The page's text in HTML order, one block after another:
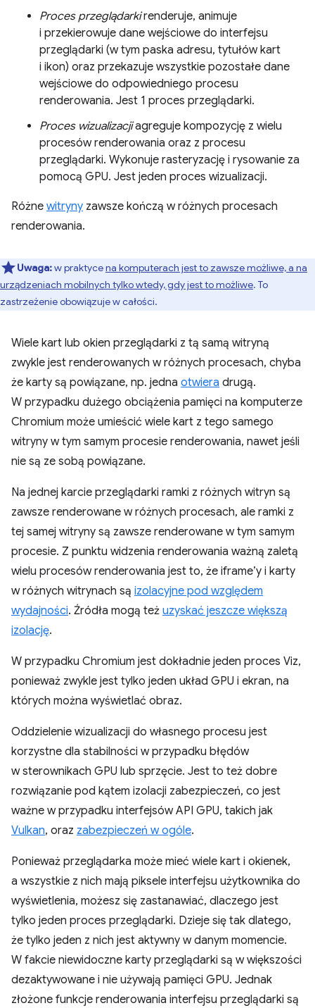
Proces przeglądarkirenderuje, animuje
i przekierowuje dane wejściowe do interfejsu
przeglądarki (w tym paska adresu, tytułów kart
i ikon) oraz przekazuje wszystkie pozostałe dane
wejściowe do odpowiedniego procesu
renderowania. Jest 1 proces przeglądarki.
Proces wizualizacjiagreguje kompozycję z wielu
procesów renderowania oraz z procesu
przeglądarki. Wykonuje rasteryzację i rysowanie za
pomocą GPU. Jest jeden proces wizualizacji.
Różne witryny zawsze kończą w różnych procesach
renderowania.
Uwaga:w praktycena komputerach jest to zawsze możliwe, a na
urządzeniach mobilnych tylko wtedy, gdy jest to możliwe. To
zastrzeżenie obowiązuje w całości.
Wiele kart lub okien przeglądarki z tą samą witryną
zwykle jest renderowanych w różnych procesach, chyba
że karty są powiązane, np. jedna otwiera drugą.
W przypadku dużego obciążenia pamięci na komputerze
Chromium może umieścić wiele kart z tego samego
witryny w tym samym procesie renderowania, nawet jeśli
nie są ze sobą powiązane.
Na jednej karcie przeglądarki ramki z różnych witryn są
zawsze renderowane w różnych procesach, ale ramki z
tej samej witryny są zawsze renderowane w tym samym
procesie. Z punktu widzenia renderowania ważną zaletą
wielu procesów renderowania jest to, że iframe’y i karty
w różnych witrynach są izolacyjne pod względem
wydajności. Źródła mogą też uzyskać jeszcze większą
izolację.
W przypadku Chromium jest dokładnie jeden proces Viz,
ponieważ zwykle jest tylko jeden układ GPU i ekran, na
których można wyświetlać obraz.
Oddzielenie wizualizacji do własnego procesu jest
korzystne dla stabilności w przypadku błędów
w sterownikach GPU lub sprzęcie. Jest to też dobre
rozwiązanie pod kątem izolacji zabezpieczeń, co jest
ważne w przypadku interfejsów API GPU, takich jak
Vulkan, oraz zabezpieczeń w ogóle.
Ponieważ przeglądarka może mieć wiele kart i okienek,
a wszystkie z nich mają piksele interfejsu użytkownika do
wyświetlenia, możesz się zastanawiać, dlaczego jest
tylko jeden proces przeglądarki. Dzieje się tak dlatego,
że tylko jeden z nich jest aktywny w danym momencie.
W fakcie niewidoczne karty przeglądarki są w większości
dezaktywowane i nie używają pamięci GPU. Jednak
złożone funkcje renderowania interfejsu przeglądarki są